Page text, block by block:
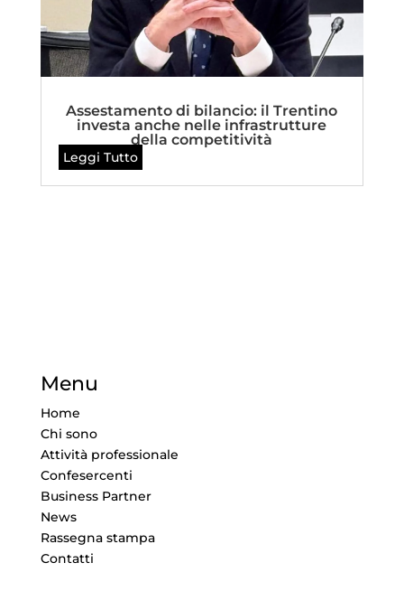
Assestamento di bilancio: il Trentino
investa anche nelle infrastrutture
della competitività
Leggi Tutto
Menu
Home
Chi sono
Attività professionale
Confesercenti
Business Partner
News
Rassegna stampa
Contatti